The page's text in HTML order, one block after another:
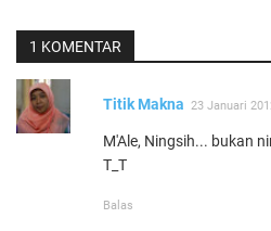
1 KOMENTAR
Titik Makna 23 Januari
M'Ale, Ningsih... bukan
T_T
Balas